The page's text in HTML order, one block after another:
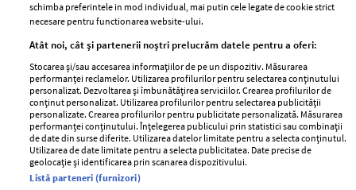
GSP
Unica
Baby
Retete
femei
Viva
Avantaje
Retete practice
Pariază responsabil! Decizia ONJN nr. 821/25.09.2025.
Jocurile de noroc sunt interzise minorilor.
schimba preferintele in mod individual, mai putin cele legate de cookie strict
necesare pentru functionarea website-ului.
Atât noi, cât și partenerii noștri prelucrăm datele pentru a oferi:
Stocarea și/sau accesarea informațiilor de pe un dispozitiv. Măsurarea
performanței reclamelor. Utilizarea profilurilor pentru selectarea conținutului
personalizat. Dezvoltarea și îmbunătățirea serviciilor. Crearea profilurilor de
conținut personalizat. Utilizarea profilurilor pentru selectarea publicității
personalizate. Crearea profilurilor pentru publicitate personalizată. Măsurarea
performanței conținutului. Înțelegerea publicului prin statistici sau combinații
de date din surse diferite. Utilizarea datelor limitate pentru a selecta conținutul.
Utilizarea de date limitate pentru a selecta publicitatea. Date precise de
geolocație și identificarea prin scanarea dispozitivului.
Listă parteneri (furnizori)